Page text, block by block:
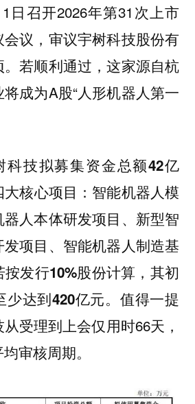
日召开2026年第31次上市
议，审议宇树科技股份有
若顺利通过，这家源自杭
成为A股“人形机器人第一
科技拟募集资金总额42亿
大核心项目：智能机器人模
人本体研发项目、新型智
项目、智能机器人制造基
按发行10%股份计算，其初
少达到420亿元。值得一提
受理到上会仅用时66天，
审核周期。